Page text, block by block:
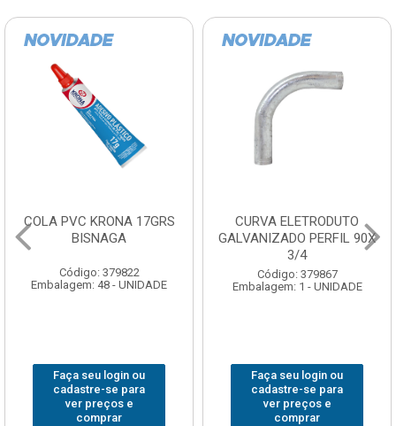
COLA PVC KRONA 17GRS
BISNAGA
Código: 379822
Embalagem: 48 - UNIDADE
Faça seu login ou
cadastre-se para
ver preços e
comprar
CURVA ELETRODUTO
GALVANIZADO PERFIL 90X
3/4
Código: 379867
Embalagem: 1 - UNIDADE
Faça seu login ou
cadastre-se para
ver preços e
comprar